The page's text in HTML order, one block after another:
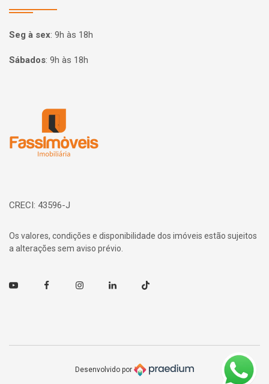
Seg à sex: 9h às 18h
Sábados: 9h às 18h
CRECI: 43596-J
Os valores, condições e disponibilidade dos imóveis estão sujeitos
a alterações sem aviso prévio.
Youtube FacebookInstagramLinkedin TikTok
Desenvolvido por